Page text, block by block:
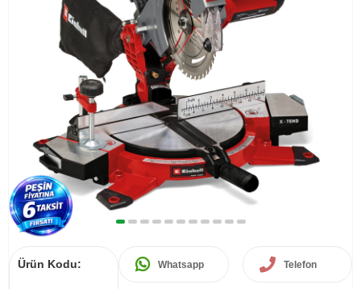
Ürün Kodu: Whatsapp Telefon